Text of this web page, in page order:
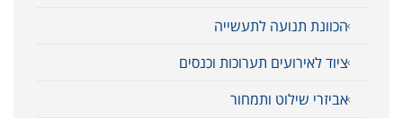
הכוונת תנועה לתעשייה
ציוד לאירועים תערוכות וכנסים
אביזרי שילוט ותמחור